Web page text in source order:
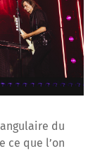
du
ce que l’on